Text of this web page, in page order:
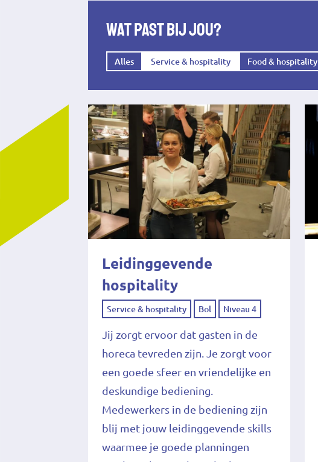
Wat past bij jou?
Alles Service & hospitality Food & hospitality
Leidinggevende
hospitality
Service & hospitality Bol Niveau 4
Jij zorgt ervoor dat gasten in de
horeca tevreden zijn. Je zorgt voor
een goede sfeer en vriendelijke en
deskundige bediening.
Medewerkers in de bediening zijn
blij met jouw leidinggevende skills
waarmee je goede planningen